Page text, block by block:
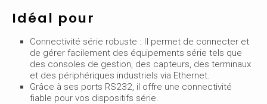
Idéal pour
Connectivité série robuste : Il permet de connecter et
de gérer facilement des équipements série tels que
des consoles de gestion, des capteurs, des terminaux
et des périphériques industriels via Ethernet.
Grâce à ses ports RS232, il offre une connectivité
fiable pour vos dispositifs série.